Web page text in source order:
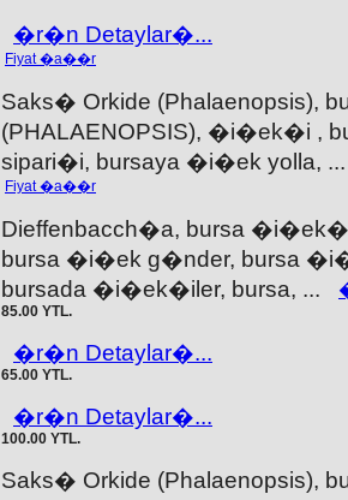
�r�n Detaylar�...
Fiyat �a��r
Saks� Orkide (Phalaenopsis),
(PHALAENOPSIS), �i�ek�i ,
sipari�i, bursaya �i�ek yolla,
Fiyat �a��r
Dieffenbacch�a, bursa
bursa �i�ek g�nder, bursa
bursada �i�ek�iler, bursa, ...
85.00 YTL.
�r�n Detaylar�...
65.00 YTL.
�r�n Detaylar�...
100.00 YTL.
Saks� Orkide (Phalaenopsis),